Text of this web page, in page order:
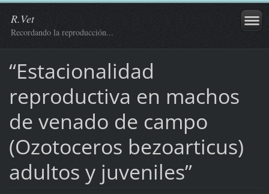
R.Vet
Recordando la reproducción...
“Estacionalidad
reproductiva en machos
de venado de campo
(Ozotoceros bezoarticus)
adultos y juveniles”